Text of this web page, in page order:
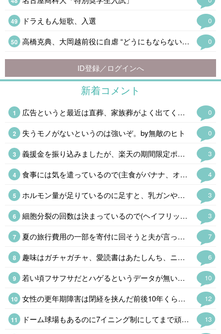
0
ドラえもん短歌、入選
0
高橋克典、大岡越前役に自虐 “どうにもならないポイント告白「補っていきたい」…
ID登録／ログインへ
新着コメント
0
広告というと最近は直葬、家族葬がよく出てくるけど、求人サイトの「昆虫·正社員」というのと不動産サイトの「2LDK0.9万円」(超絶事故物件にしてもあり得ない誤植だ)のインパクト半端なかった。
0
失うモノがないというのは強いぞ。by無敵のヒト
3
義援金を振り込みましたが、楽天の期間限定ポイントがあったので、ポイントも少しだけ(金額はショボいので㊙️)にはなりますが寄付させて戴きました。 この暑さによる二次災害も心配ですが、支援物資の仕分けが追い付かず停止しているそうなので、今回はお金だけにしました👛 現地のボランティアの方にも頭が下がります。
4
食事には気を遣っているので(主食がバナナ、オートミール、全粒粉クラッカー、今の時期はトウモロコシも🌟)食生活には自信があるのですが、旅行で飲み食いしたり自分用お土産😂で2kg太ったのでダイエット中です。 普段の食生活に戻して、食後の血糖値急上昇を阻止する足踏み運動も始めました。 大体1kg落ちたので、あと半分頑張ります。
3
ホルモン量が足りているのに足すと、乳ガンや血栓のリスクが増したり、余計にホルモンバランスが崩れるので処方されなかったのは当然です😅 即効性を求めるならプラセンタ注射(48歳なら保険適応)がありますし、漢方薬もあります。 完全に情報不足です💧
3
細胞分裂の回数は決まっているので(ヘイフリック限界)、もしかすると!と思ってAIに聞いてみました。 「若いうちに毛量が多いからといって毛根の細胞分裂の回数を早く消費するわけではないため、安心してください」と言われました😂
7
夏の旅行費用の一部を寄付に回そうと夫が言ってくれて、振り込んでくれました。 家計管理は、しっかり者の夫が主導してくれてます、私は精神年齢小学生なのです😓💦
6
趣味はガチャガチャ、愛読書はあたしんち、ニンテンドーDS出る度に並んでます💦 精神年齢小学生です😓ハイ。 よく「若いね」と言われるけど「幼いね」を変換してるの気付いてます💦
10
若い頃フサフサだとハゲるというデータが無いのは知っているんですが、長年理容室をやっている方は自信を持って言うんですよ。 現場の感覚は大事なので、あるかもしれないと思ってます。 あとは年配者による経験談ですね、若い頃毛量が多かった人ほどハゲていると言う人に沢山出会いました。 僕にとって体験談は貴重なデータですが、無関係だと思いたいw
12
女性の更年期障害は閉経を挟んだ前後10年くらいだけど、男性はホルモンが減り続けるので区切りがないし、60代になって老年期だから大丈夫ということもないそうだ。(それくらいで発症する場合も多い) 問題は生活習慣病が悪化したり、フレイルの加速で足腰が怪しくなったり、認知症のリスクが上がるというのでかなり厄介である。男性の乳ガンより確率は高いんだからもっと知られるべきだと思う。
13
ドーム球場もあるのに7イニング制にしてまで頑なに甲子園でやるのはたんに利用料がタダという理由らしい。ユニフォームが派手で学生野球らしくないと明治時代みたいなコト言ってた高野連もうまくやれんもんだ。